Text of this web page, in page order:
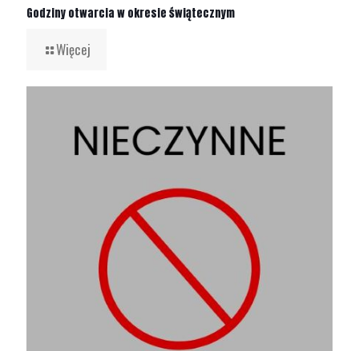
Godziny otwarcia w okresie świątecznym
Więcej